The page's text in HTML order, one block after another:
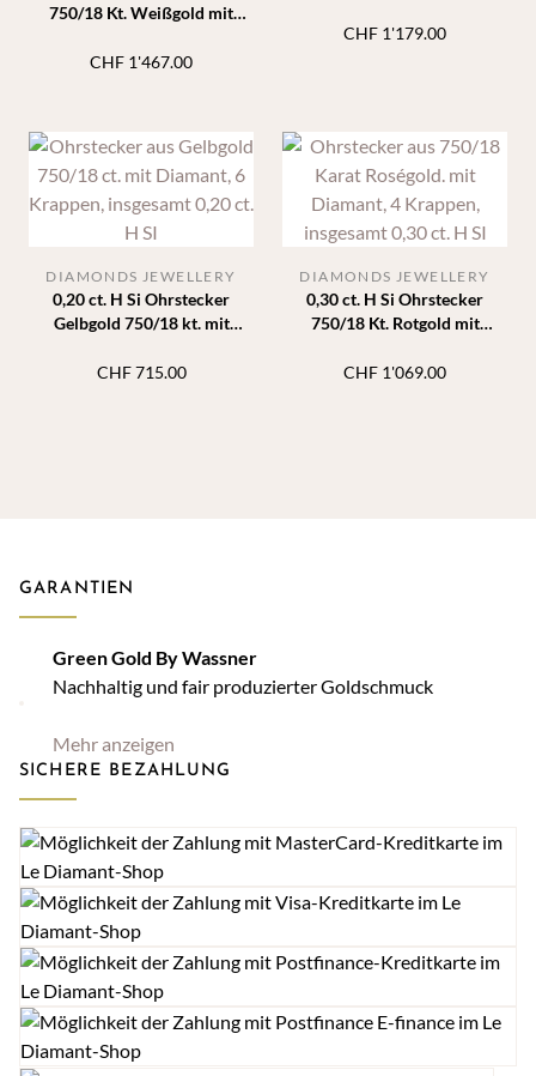
750/18 Kt. Weißgold mit
CHF 1'467.00
CHF 1'179.00
0,20 ct. H Si Ohrstecker
Gelbgold 750/18 kt. mit
DIAMONDS JEWELLERY
CHF715.00
0,30 ct. H Si Ohrstecker
750/18 Kt. Rotgold mit
DIAMONDS JEWELLERY
CHF 1'069.00
GARANTIEN
Green Gold By Wassner
Nachhaltig und fair produzierter Goldschmuck
Mehr anzeigen
SICHERE BEZAHLUNG